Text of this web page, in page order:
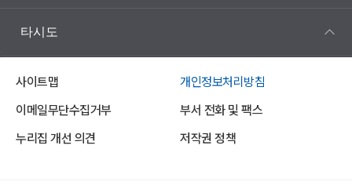
타시도
사이트맵
개인정보처리방침
이메일무단수집거부
부서 전화 및 팩스
누리집 개선 의견
저작권 정책